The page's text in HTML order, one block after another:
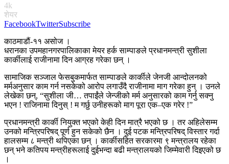
4k
शेयर
FacebookTwitterSubscribe
काठमाडौं-११ असोज ।
धरानका उपमहानगरपालिकाका मेयर हर्क साम्पाङले प्रधानमन्त्री सुशीला
कार्कीलाई राजीनामा दिन आग्रह गरेका छन् ।
सामाजिक सञ्जाल फेसबुकमार्फत साम्पाङले कार्कीले जेनजी आन्दोलनको
मर्मअनुसार काम गर्न नसकेको आरोप लगाउँदै राजीनामा माग गरेका हुन् । उनले
लेखेका छन्, “सुशीला जी… तपाईंले जेन्जीको मर्म अनुसारको काम गर्नु सक्नु
भएन ! राजिनामा दिनुस् ! म गर्छु उनीहरूको माग पूरा एक–एक गरेर !”
प्रधानमन्त्री कार्की नियुक्त भएको केही दिन मात्रै भएको छ । तर अहिलेसम्म
उनको मन्त्रिपरिषद् पूर्ण हुन सकेको छैन । दुई पटक मन्त्रिपरिषद् विस्तार गर्दा
हालसम्म ८ मन्त्री थपिएका छन् । कार्कीसहित सरकारमा ९ मन्त्रालय रहेका
छन् भने कतिपय मन्त्रीहरूलाई दुईभन्दा बढी मन्त्रालयको जिम्मेवारी दिइएको छ
।